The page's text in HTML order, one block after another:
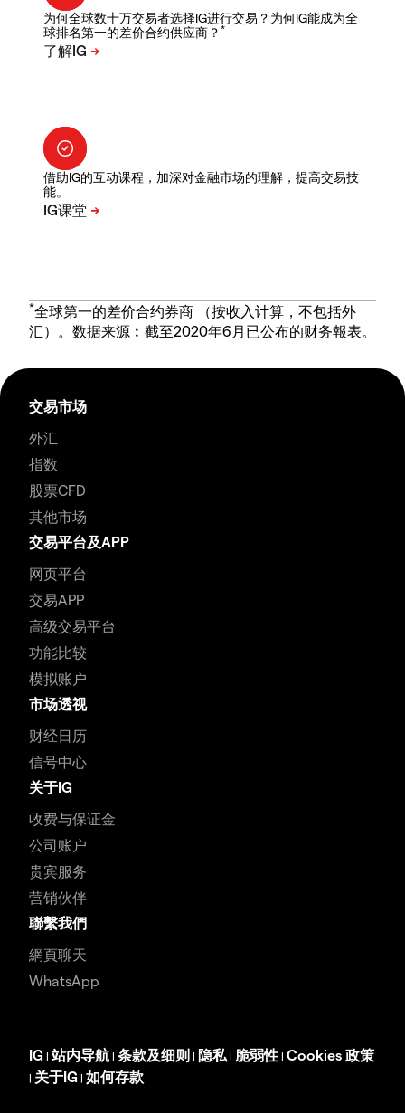
为何全球数十万交易者选择IG进行交易？为何IG能成为全
球排名第一的差价合约供应商？ *
借助IG的互动课程，加深对金融市场的理解，提高交易技
能。
*全球第一的差价合约券商 （按收入计算，不包括外
汇）。数据来源︰截至2020年6月已公布的财务報表。
交易市场
外汇
指数
股票CFD
其他市场
交易平台及APP
网页平台
交易APP
高级交易平台
功能比较
模拟账户
市场透视
财经日历
信号中心
关于IG
收费与保证金
公司账户
贵宾服务
营销伙伴
聯繫我們
網頁聊天
WhatsApp
IG |站内导航 | 条款及细则 | 隐私 | 脆弱性 | Cookies 政策
| 关于IG | 如何存款